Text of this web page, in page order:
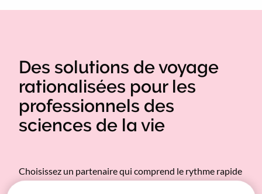
Des solutions de voyage
rationalisées pour les
professionnels des
sciences de la vie
Choisissez un partenaire qui comprend le rythme rapide
et la complexité du monde des sciences de la vie. Nous